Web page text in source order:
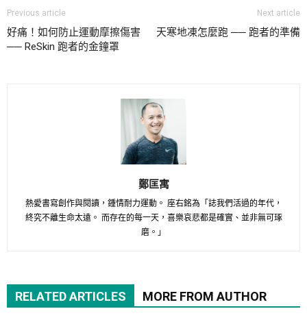
Previous article
好痛！如何防止運動摩擦傷害
── ReSkin 跑者的金鐘罩
Next article
天寒地凍怎麼跑 ── 跑者的準備
鄭匡寓
熱愛書寫創作與閱讀，鍾情耐力運動。 座右銘為「誌我們活過的年代，
終究不離生命太遠。 而存在的每一天，喜樂哀悲都是確實、並非無可琢
磨。」
RELATED ARTICLES MORE FROM AUTHOR